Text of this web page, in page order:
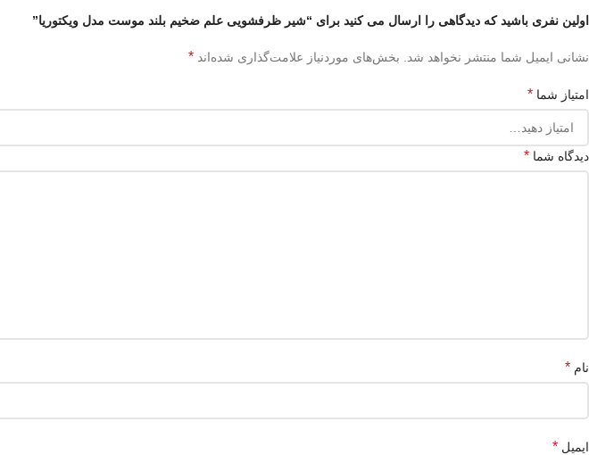
اولین نفری باشید که دیدگاهی را ارسال می کنید برای “شیر ظرفشویی علم ضخیم بلند موست مدل ویکتوریا”
نشانی ایمیل شما منتشر نخواهد شد. بخش‌های موردنیاز علامت‌گذاری شده‌اند *
امتیاز شما *
دیدگاه شما *
نام *
ایمیل *